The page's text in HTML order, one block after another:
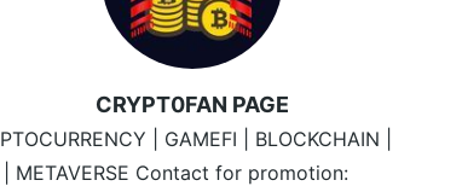
CRYPT0FAN PAGE
| GAMEFI | BLOCKCHAIN |
| METAVERSE Contact for promotion: